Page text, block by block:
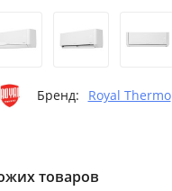
Бренд: Royal Thermo
товаров